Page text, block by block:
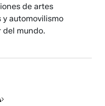
de artes
y automovilismo
del mundo.